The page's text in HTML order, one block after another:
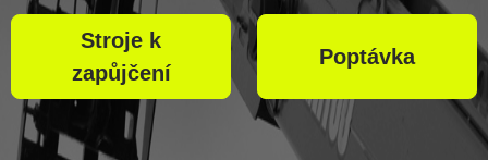
Stroje k
zapůjčení
Poptávka